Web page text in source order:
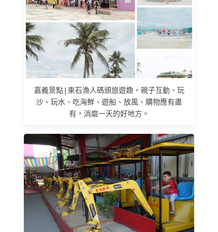
嘉義景點|東石漁人碼頭旅遊趣，親子互動、玩
沙、玩水、吃海鮮、遊船、放風、購物應有盡
有，消磨一天的好地方。